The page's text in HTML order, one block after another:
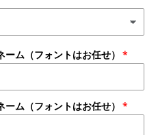
ム（フォントはお任せ）
ム（フォントはお任せ）